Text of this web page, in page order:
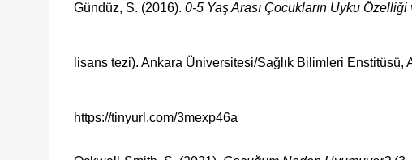
Gündüz, S. (2016). 0-5 Yaş Arası Çocukların Uyku
lisans tezi). Ankara Üniversitesi/Sağlık Bilimleri Enstitüsü,
https://tinyurl.com/3mexp46a